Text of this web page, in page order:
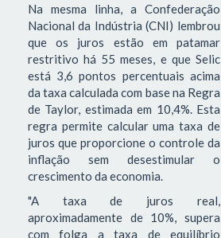
Na mesma linha, a Confederação
Nacional da Indústria (CNI) lembrou
que os juros estão em patamar
restritivo há 55 meses, e que Selic
está 3,6 pontos percentuais acima
da taxa calculada com base na Regra
de Taylor, estimada em 10,4%. Esta
regra permite calcular uma taxa de
juros que proporcione o controle da
inflação sem desestimular o
crescimento da economia.
"A taxa de juros real,
aproximadamente de 10%, supera
com folga a taxa de equilíbrio